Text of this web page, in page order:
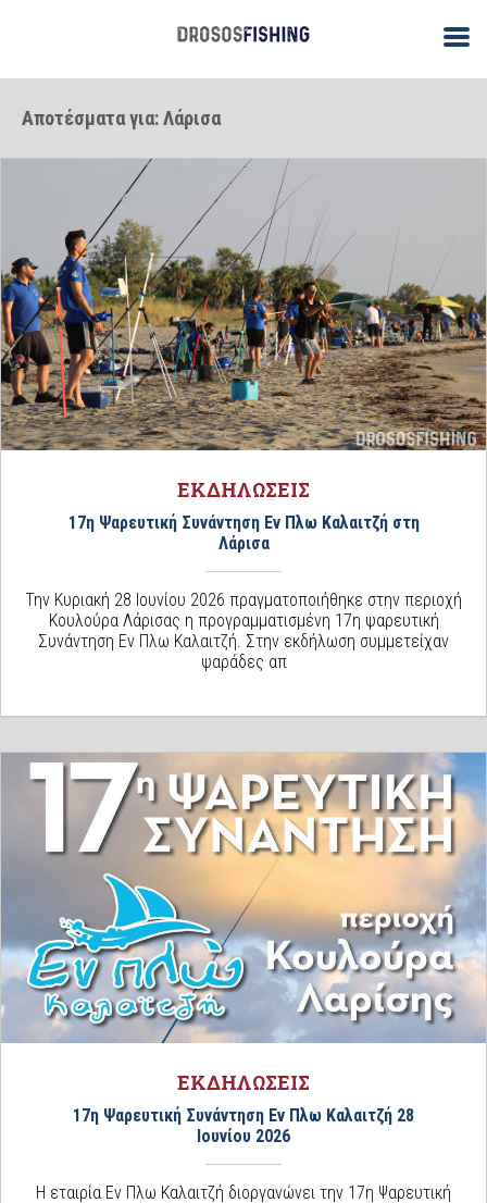
Αποτέσματα για: Λάρισα
ΕΚΔΗΛΩΣΕΙΣ
17η Ψαρευτική Συνάντηση Εν Πλω Καλαιτζή στη
Λάρισα
Την Κυριακή 28 Ιουνίου 2026 πραγματοποιήθηκε στην περιοχή
Κουλούρα Λάρισας η προγραμματισμένη 17η ψαρευτική
Συνάντηση Εν Πλω Καλαιτζή. Στην εκδήλωση συμμετείχαν
ψαράδες απ
ΕΚΔΗΛΩΣΕΙΣ
17η Ψαρευτική Συνάντηση Εν Πλω Καλαιτζή 28
Ιουνίου 2026
Η εταιρία Εν Πλω Καλαιτζή διοργανώνει την 17η Ψαρευτική